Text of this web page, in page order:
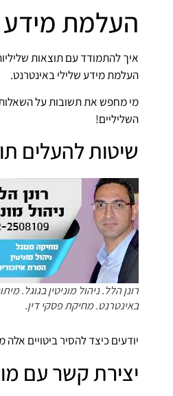
העלמת מידע
איך להתמודד עם תוצאות
העלמת מידע שלילי באינטרנט.
מי מחפש את תשובות על
השליליים!
שיטות להעלים
רונן הלל. ניהול מוניטין בגוגל.
באינטרנט. מחיקת פסקי דין.
יודעים כיצד להסיר ביטויים
יצירת קשר עם